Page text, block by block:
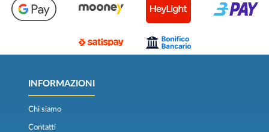
INFORMAZIONI
Chi siamo
Contatti